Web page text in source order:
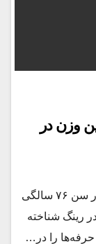
وزن در
جورج فورمن اسطوره بوکس سنگین وزن در سن ۷۶ سالگی
رینگ شناخته
حرفه‌ها را در…